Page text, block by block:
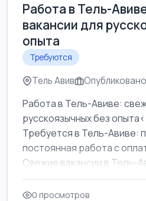
Работа в Тель-
вакансии для
опыта
Требуются
Тель Авив
Работа в Тель-Авиве:
русскоязычных без
Требуется в Тель-Авиве:
постоянная работа с
Свежие вакансии в Тель-
женщин от хозя...
0 просмотров